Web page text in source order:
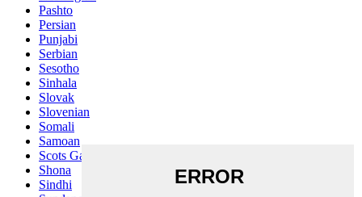
Pashto
Persian
Punjabi
Serbian
Sesotho
Sinhala
Slovak
Slovenian
Somali
Samoan
Scots Gaelic
Shona
Sindhi